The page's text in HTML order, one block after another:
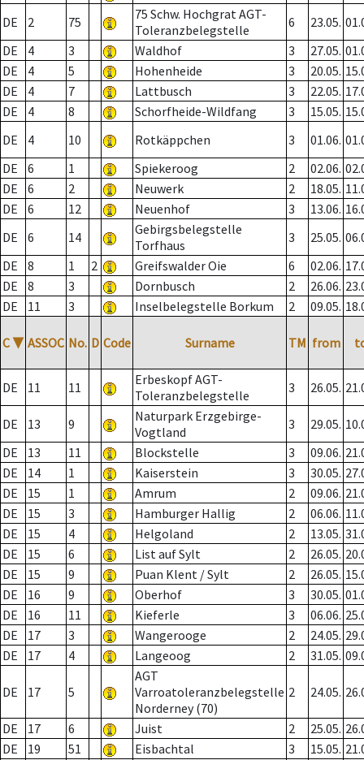
DE
2 75
75 Schw. Hochgrat AGT-
Toleranzbelegstelle
6 23.05.
DE
4 3 Waldhof 3 27.05.
DE
4 5 Hohenheide 3 20.05.
DE
4 7 Lattbusch 3 22.05.
DE
4 8 Schorfheide-Wildfang 3 15.05.
DE
4 10 Rotkäppchen 3 01.06.
DE
6 1 Spiekeroog 2 02.06.
DE
6 2 Neuwerk 2 18.05.
DE
6 12 Neuenhof 3 13.06.
DE
6 14
Gebirgsbelegstelle
Torfhaus
3 25.05.
DE
8 1 2 Greifswalder Oie 6 02.06.
DE
8 3 Dornbusch 2 26.06.
DE
11 3 Inselbelegstelle Borkum 2 09.05.
C ▼ ASSOC No. D Code Surname TM from
DE 11 11
Erbeskopf AGT-
Toleranzbelegstelle
3 26.05.
DE 13 9
Naturpark Erzgebirge-
Vogtland
3 29.05.
DE
13 11 Blockstelle 3 09.06.
DE
14 1 Kaiserstein 3 30.05.
DE
15 1 Amrum 2 09.06.
DE
15 3 Hamburger Hallig 2 06.06.
DE
15 4 Helgoland 2 13.05.
DE
15 6 List auf Sylt 2 26.05.
DE
15 9 Puan Klent / Sylt 2 26.05.
DE
16 9 Oberhof 3 30.05.
DE
16 11 Kieferle 3 06.06.
DE
17 3 Wangerooge 2 24.05.
DE
17 4 Langeoog 2 31.05.
DE 17 5
AGT
Varroatoleranzbelegstelle
Norderney (70)
2 24.05.
DE 17 6 Juist 2 25.05.
DE
19 51 Eisbachtal 3 15.05.